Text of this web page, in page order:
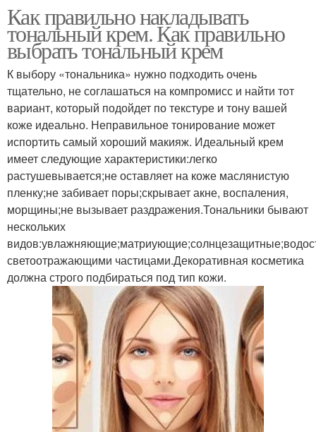
Как правильно накладывать
тональный крем. Как правильно
выбрать тональный крем
К выбору «тональника» нужно подходить очень
тщательно, не соглашаться на компромисс и найти тот
вариант, который подойдет по текстуре и тону вашей
коже идеально. Неправильное тонирование может
испортить самый хороший макияж. Идеальный крем
имеет следующие характеристики:легко
растушевывается;не оставляет на коже маслянистую
пленку;не забивает поры;скрывает акне, воспаления,
морщины;не вызывает раздражения.Тональники бывают
нескольких
светоотражающими частицами.Декоративная косметика
должна строго подбираться под тип кожи.